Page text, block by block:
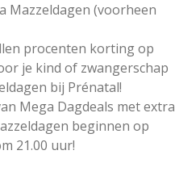
Mazzeldagen (voorheen
procenten korting op
je kind of zwangerschap
bij Prénatal!
Mega Dagdeals met extra
beginnen op
21.00 uur!